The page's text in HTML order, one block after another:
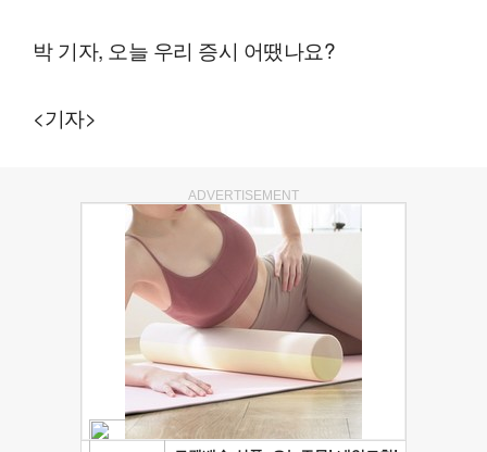
박 기자, 오늘 우리 증시 어땠나요?
<기자>
ADVERTISEMENT